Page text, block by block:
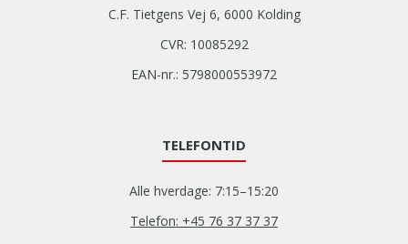
C.F. Tietgens Vej 6, 6000 Kolding
CVR: 10085292
EAN-nr.: 5798000553972
TELEFONTID
Alle hverdage: 7:15–15:20
Telefon: +45 76 37 37 37